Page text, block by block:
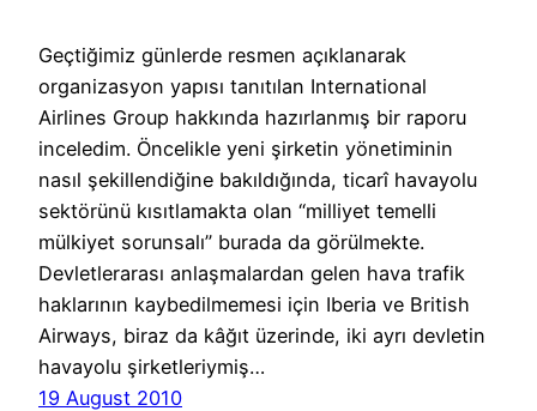
Geçtiğimiz günlerde resmen açıklanarak
organizasyon yapısı tanıtılan International
Airlines Group hakkında hazırlanmış bir raporu
inceledim. Öncelikle yeni şirketin yönetiminin
nasıl şekillendiğine bakıldığında, ticarî havayolu
sektörünü kısıtlamakta olan “milliyet temelli
mülkiyet sorunsalı” burada da görülmekte.
Devletlerarası anlaşmalardan gelen hava trafik
haklarının kaybedilmemesi için Iberia ve British
Airways, biraz da kâğıt üzerinde, iki ayrı devletin
havayolu şirketleriymiş…
19 August 2010